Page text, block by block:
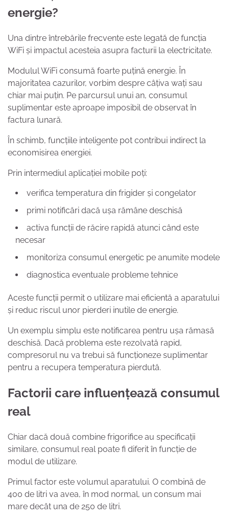
energie?
Una dintre întrebările frecvente este legată de funcția
WiFi și impactul acesteia asupra facturii la electricitate.
Modulul WiFi consumă foarte puțină energie. În
majoritatea cazurilor, vorbim despre câțiva wați sau
chiar mai puțin. Pe parcursul unui an, consumul
suplimentar este aproape imposibil de observat în
factura lunară.
În schimb, funcțiile inteligente pot contribui indirect la
economisirea energiei.
Prin intermediul aplicației mobile poți:
verifica temperatura din frigider și congelator
primi notificări dacă ușa rămâne deschisă
activa funcții de răcire rapidă atunci când este
necesar
monitoriza consumul energetic pe anumite modele
diagnostica eventuale probleme tehnice
Aceste funcții permit o utilizare mai eficientă a aparatului
și reduc riscul unor pierderi inutile de energie.
Un exemplu simplu este notificarea pentru ușa rămasă
deschisă. Dacă problema este rezolvată rapid,
compresorul nu va trebui să funcționeze suplimentar
pentru a recupera temperatura pierdută.
Factorii care influențează consumul
real
Chiar dacă două combine frigorifice au specificații
similare, consumul real poate fi diferit în funcție de
modul de utilizare.
Primul factor este volumul aparatului. O combină de
400 de litri va avea, în mod normal, un consum mai
mare decât una de 250 de litri.